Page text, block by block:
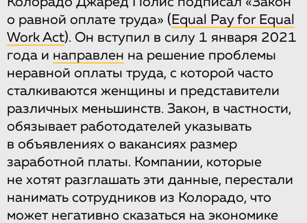
о равной оплате труда» ( Equal Pay for Equal
Work Act). Он вступил в силу 1 января 2021
года и направлен на решение проблемы
неравной оплаты труда, с которой часто
сталкиваются женщины и представители
различных меньшинств. Закон, в частности,
обязывает работодателей указывать
в объявлениях о вакансиях размер
заработной платы. Компании, которые
не хотят разглашать эти данные, перестали
нанимать сотрудников из Колорадо, что
может негативно сказаться на экономике